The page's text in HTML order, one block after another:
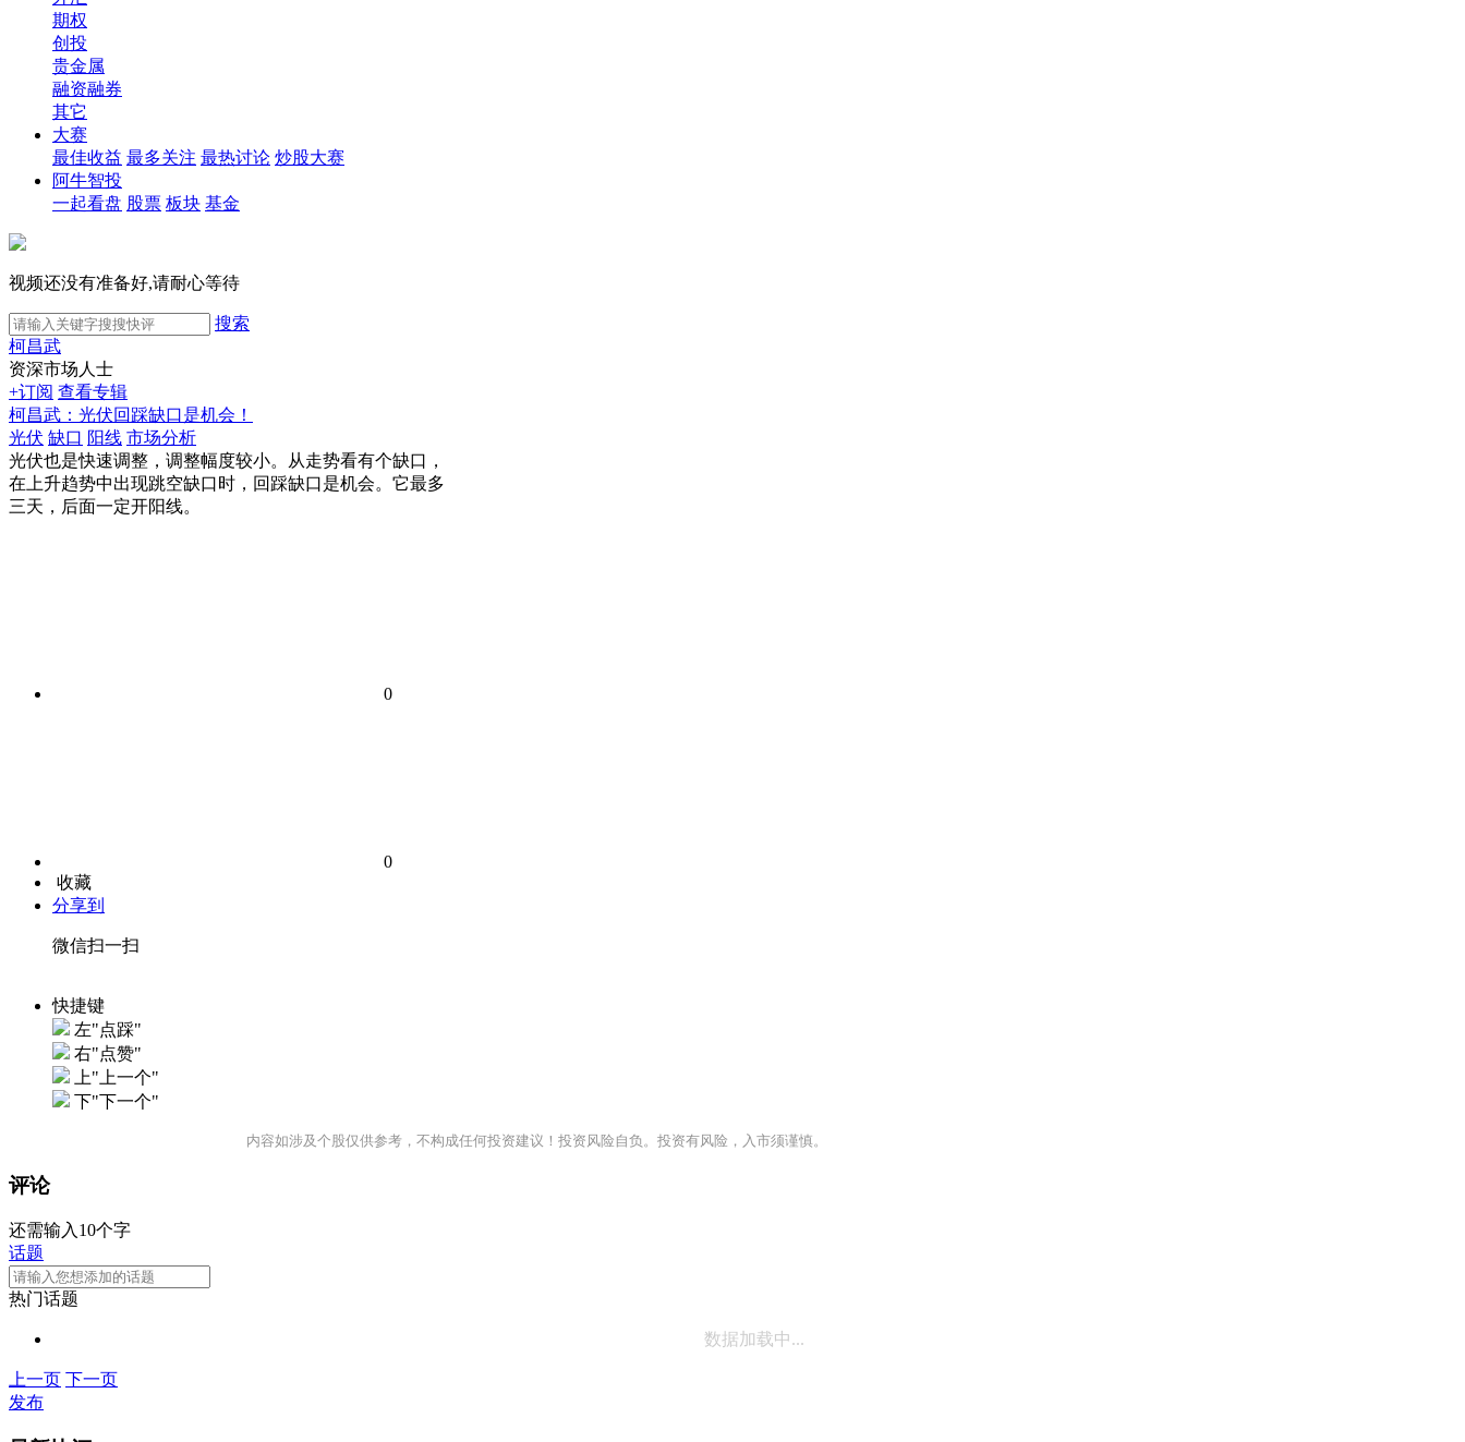
期权
创投
贵金属
融资融券
其它
大赛
最佳收益 最多关注 最热讨论 炒股大赛
阿牛智投
一起看盘 股票 板块 基金
视频还没有准备好,请耐心等待
搜索
柯昌武
资深市场人士
+订阅 查看专辑
柯昌武：光伏回踩缺口是机会！
光伏 缺口 阳线 市场分析
光伏也是快速调整，调整幅度较小。从走势看有个缺口，
在上升趋势中出现跳空缺口时，回踩缺口是机会。它最多
三天，后面一定开阳线。
0
0
收藏
分享到
微信扫一扫
快捷键
左"点踩"
右"点赞"
上"上一个"
下"下一个"
内容如涉及个股仅供参考，不构成任何投资建议！投资风险自负。投资有风险，入市须谨慎。
评论
还需输入10个字
话题
热门话题
数据加载中...
上一页 下一页
发布